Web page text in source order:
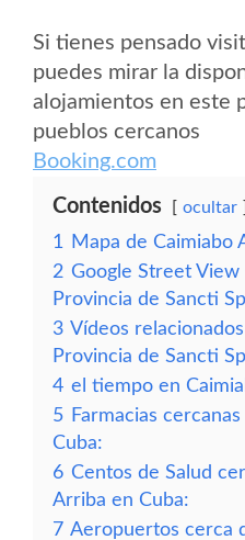
Si tienes pensado
puedes mirar la
alojamientos en este
pueblos cercanos
Booking.com
Contenidos ocultar
1
Mapa de Caimiabo
2 Google Street View
Provincia de Sancti
3 Vídeos
Provincia de Sancti
4 el tiempo en
5 Farmacias
Cuba:
6 Centos de Salud
Arriba en Cuba:
7 Aeropuertos cerca